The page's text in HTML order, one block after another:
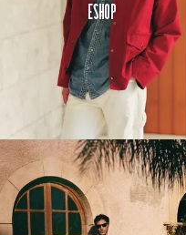
Eshop